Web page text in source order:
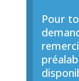
Pour